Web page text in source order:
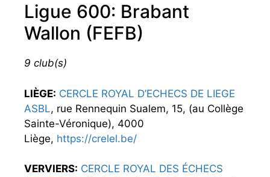
Ligue 600: Brabant
Wallon (FEFB)
9 club(s)
LIÈGE: CERCLE ROYAL D’ECHECS DE LIEGE
ASBL, rue Rennequin Sualem, 15, (au Collège
Sainte-Véronique), 4000
Liège, https://crelel.be/
VERVIERS: CERCLE ROYAL DES ÉCHECS